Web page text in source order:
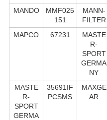
MANDO
MMF025
151
MANN-
FILTER
MAPCO 67231
MASTE
R-
SPORT
GERMA
NY
MASTE
R-
SPORT
GERMA
35691IF
PCSMS
MAXGE
AR